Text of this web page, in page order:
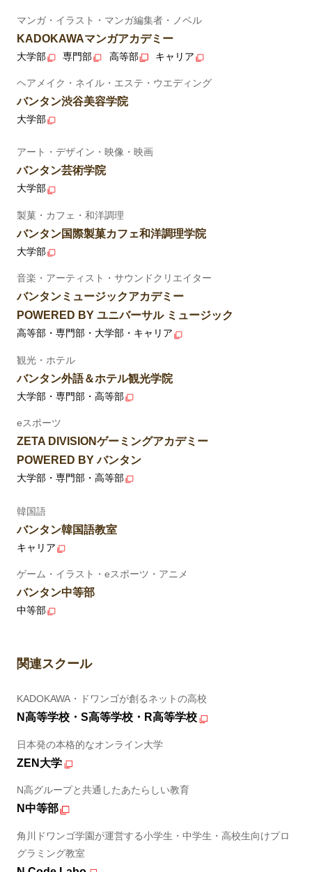
マンガ・イラスト・マンガ編集者・ノベル
KADOKAWAマンガアカデミー
大学部 専門部 高等部 キャリア
ヘアメイク・ネイル・エステ・ウエディング
バンタン渋谷美容学院
大学部
アート・デザイン・映像・映画
バンタン芸術学院
大学部
製菓・カフェ・和洋調理
バンタン国際製菓カフェ和洋調理学院
大学部
音楽・アーティスト・サウンドクリエイター
バンタンミュージックアカデミー
POWERED BY ユニバーサル ミュージック
高等部・専門部・大学部・キャリア
観光・ホテル
バンタン外語＆ホテル観光学院
大学部・専門部・高等部
eスポーツ
ZETA DIVISIONゲーミングアカデミー
POWERED BY バンタン
大学部・専門部・高等部
韓国語
バンタン韓国語教室
キャリア
ゲーム・イラスト・eスポーツ・アニメ
バンタン中等部
中等部
関連スクール
KADOKAWA・ドワンゴが創るネットの高校
N高等学校・S高等学校・R高等学校
日本発の本格的なオンライン大学
ZEN大学
N高グループと共通したあたらしい教育
N中等部
角川ドワンゴ学園が運営する小学生・中学生・高校生向けプロ
グラミング教室